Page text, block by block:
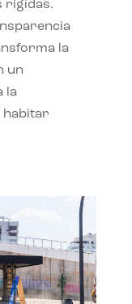
rígidas.
la
un
la
habitar